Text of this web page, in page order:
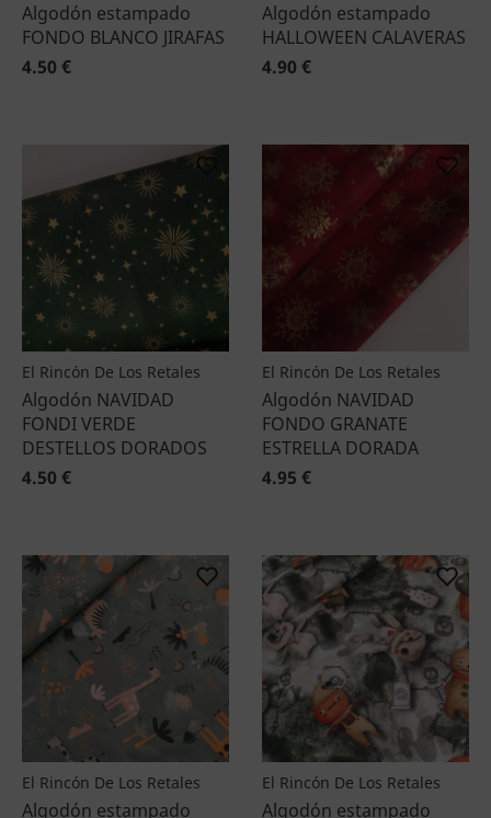
Algodón estampado
FONDO BLANCO JIRAFAS
4.50 €
Algodón estampado
HALLOWEEN CALAVERAS
4.90 €
El Rincón De Los Retales
Algodón NAVIDAD
FONDI VERDE
DESTELLOS DORADOS
4.50 €
El Rincón De Los Retales
Algodón NAVIDAD
FONDO GRANATE
ESTRELLA DORADA
4.95 €
El Rincón De Los Retales
Algodón estampado
El Rincón De Los Retales
Algodón estampado